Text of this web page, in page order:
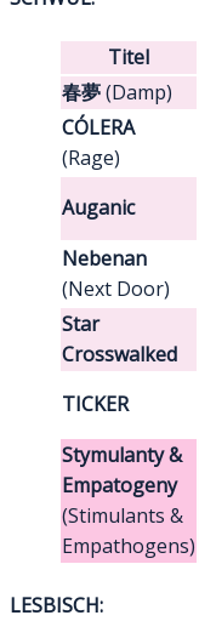
Titel
春夢(Damp)
CÓLERA
(Rage)
Auganic
Nebenan
(Next Door)
Star
Crosswalked
TICKER
Stymulanty &
Empatogeny
(Stimulants &
Empathogens)
LESBISCH: